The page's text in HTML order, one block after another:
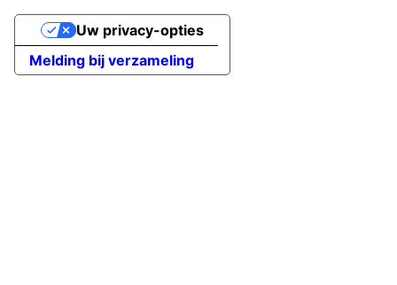
Melding bij verzameling
Uw privacy-opties